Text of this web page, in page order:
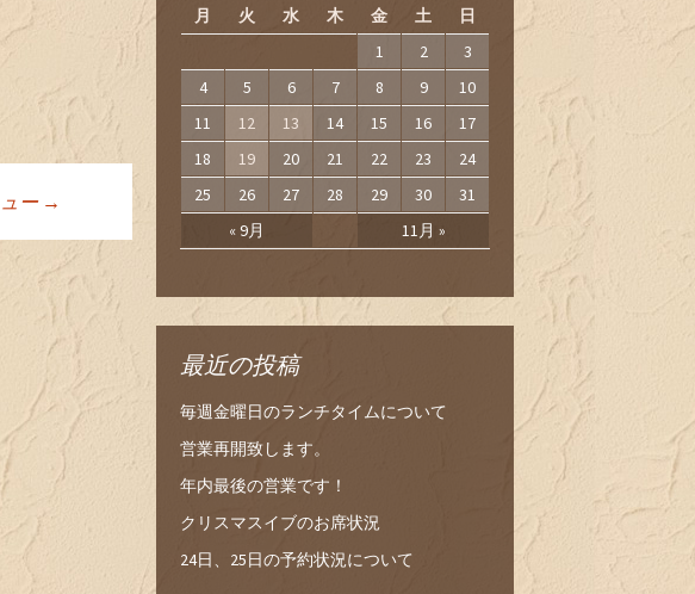
ー →
月
火 水 木 金 土 日
« 9月 11月 »
1 2
3
4
5 6 7 8 9
10
11
12 13 14 15 16
17
18
19 20 21 22 23
24
25
26 27 28 29 30 31
最近の投稿
毎週金曜日のランチタイムについて
営業再開致します。
年内最後の営業です！
クリスマスイブのお席状況
24日、25日の予約状況について